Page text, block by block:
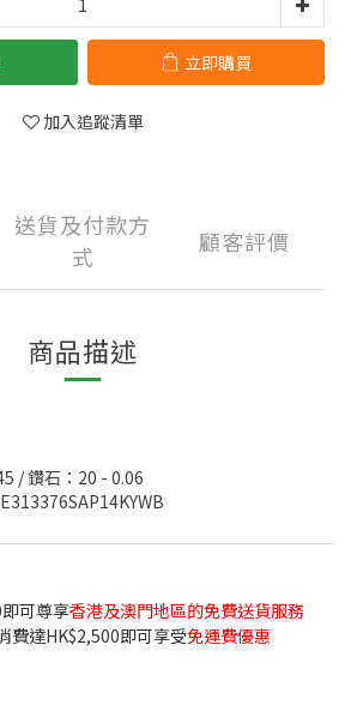
立即購買
加入追蹤清單
送貨及付款方
式
顧客評價
商品描述
/ 鑽石：20 - 0.06
可尊享香港及澳門地區的免費送貨服務
費達HK$2,500即可享受免運費優惠